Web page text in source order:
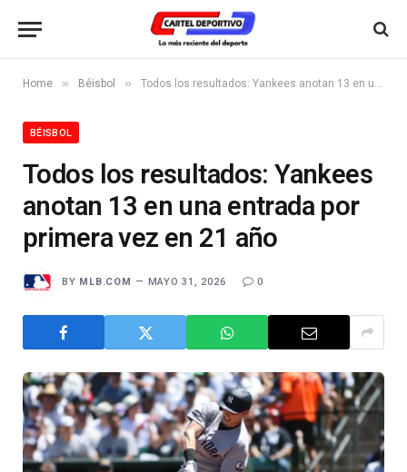
Home » Béisbol » Todos los resultados: Yankees anotan 13 en una entrada por primera vez en 21 año
BÉISBOL
Todos los resultados: Yankees
anotan 13 en una entrada por
primera vez en 21 año
BY MLB.COM MAYO 31, 2026 0